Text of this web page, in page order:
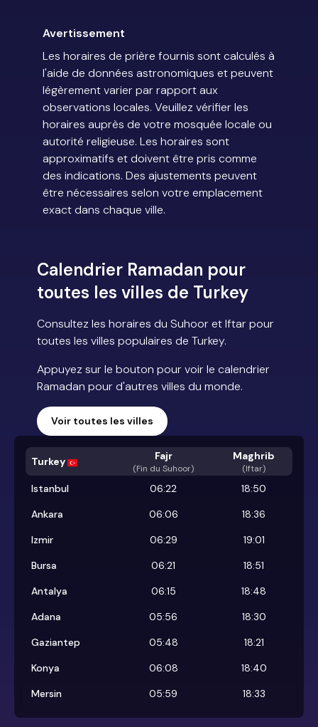
Avertissement
Les horaires de prière fournis sont calculés à
l'aide de données astronomiques et peuvent
légèrement varier par rapport aux
observations locales. Veuillez vérifier les
horaires auprès de votre mosquée locale ou
autorité religieuse. Les horaires sont
approximatifs et doivent être pris comme
des indications. Des ajustements peuvent
être nécessaires selon votre emplacement
exact dans chaque ville.
Calendrier Ramadan pour
toutes les villes de Turkey
Consultez les horaires du Suhoor et Iftar pour
toutes les villes populaires de Turkey.
Appuyez sur le bouton pour voir le calendrier
Ramadan pour d'autres villes du monde.
Voir toutes les villes
Turkey Fajr
(Fin du Suhoor)
Maghrib
(Iftar)
Istanbul 06:22
18:50
Ankara
06:06
18:36
Izmir
06:29
19:01
Bursa
06:21
18:51
Antalya
06:15
18:48
Adana
05:56
18:30
Gaziantep
05:48
18:21
Konya
06:08
18:40
Mersin
05:59 18:33